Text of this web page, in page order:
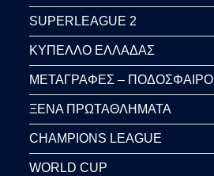
SUPERLEAGUE 2
ΚΥΠΕΛΛΟ ΕΛΛΑΔΑΣ
ΜΕΤΑΓΡΑΦΕΣ – ΠΟΔΟΣΦΑΙΡΟ
ΞΕΝΑ ΠΡΩΤΑΘΛΗΜΑΤΑ
CHAMPIONS LEAGUE
WORLD CUP